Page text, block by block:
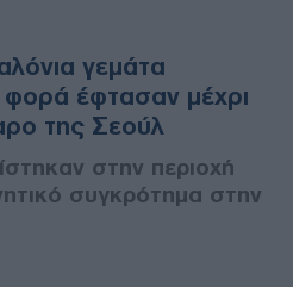
γεμάτα
φορά έφτασαν μέχρι
της Σεούλ
στην περιοχή
συγκρότημα στην